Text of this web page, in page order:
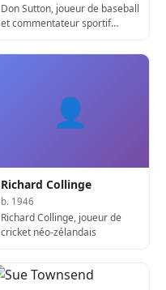
Don Sutton, joueur de baseball
et commentateur sportif
👤
Richard Collinge
b. 1946
Richard Collinge, joueur de
cricket néo-zélandais